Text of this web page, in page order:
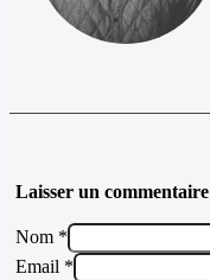
Laisser un commentaire
Nom *
Email *